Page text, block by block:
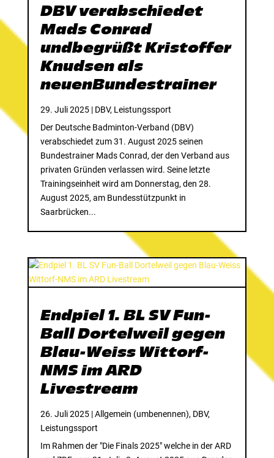
DBV verabschiedet
Mads Conrad
undbegrüßt Kristoffer
Knudsen als
neuenBundestrainer
29. Juli 2025| DBV, Leistungssport
Der Deutsche Badminton-Verband (DBV)
verabschiedet zum 31. August 2025 seinen
Bundestrainer Mads Conrad, der den Verband aus
privaten Gründen verlassen wird. Seine letzte
Trainingseinheit wird am Donnerstag, den 28.
August 2025, am Bundesstützpunkt in
Saarbrücken...
Endpiel 1. BL SV Fun-
Ball Dortelweil gegen
Blau-Weiss Wittorf-
NMS im ARD
Livestream
26. Juli 2025|Allgemein (umbenennen), DBV,
Leistungssport
Im Rahmen der "Die Finals 2025" welche in der ARD